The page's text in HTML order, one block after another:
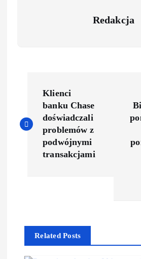
Redakcja
s
v
Klienci
banku Chase
doświadczali
problemów z
podwójnymi
transakcjami
Related Posts